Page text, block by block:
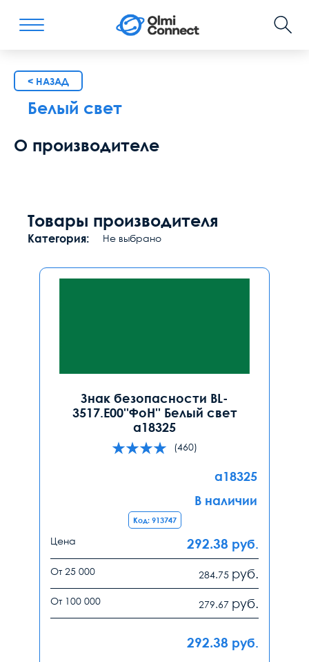
< НАЗАД
Белый свет
О производителе
Товары производителя
Категория: Не выбрано
Знак безопасности BL-
3517.E00''ФоН'' Белый свет
a18325
(460)
a18325
В наличии
Код: 913747
Цена 292.38 руб.
От 25 000 284.75 руб.
От 100 000 279.67 руб.
292.38 руб.